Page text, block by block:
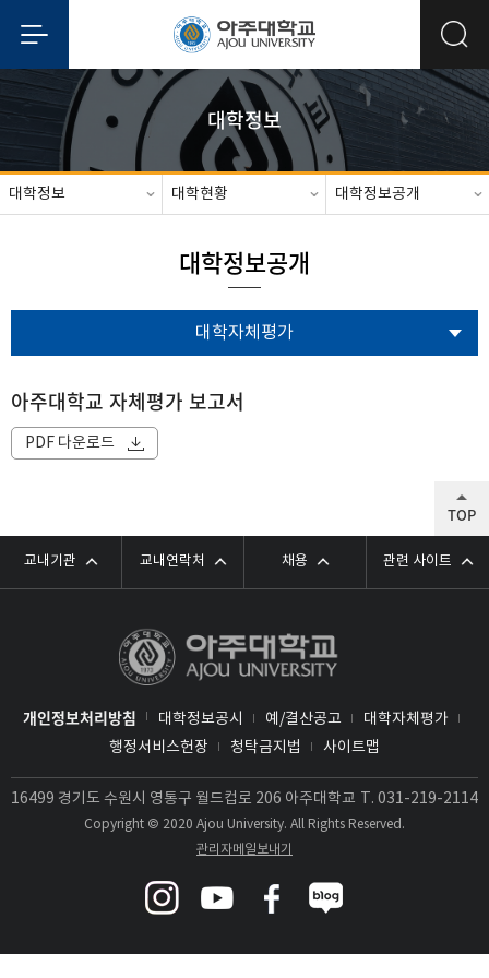
대학정보
대학정보 대학현황 대학정보공개
대학정보공개
대학자체평가
아주대학교 자체평가 보고서
PDF 다운로드
교내기관 교내연락처 채용 관련 사이트
개인정보처리방침 대학정보공시 예/결산공고
대학자체평가
행정서비스헌장
청탁금지법 사이트맵
16499 경기도 수원시 영통구 월드컵로 206 아주대학교 T. 031-219-2114
Copyright © 2020 Ajou University. All Rights Reserved.
관리자메일보내기
TOP